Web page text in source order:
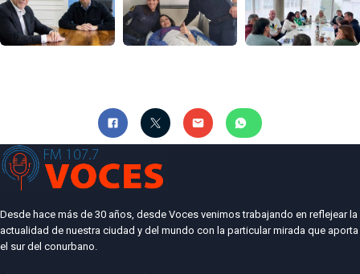
Desde hace más de 30 años, desde Voces venimos trabajando en reflejear la
actualidad de nuestra ciudad y del mundo con la particular mirada que aporta
el sur del conurbano.